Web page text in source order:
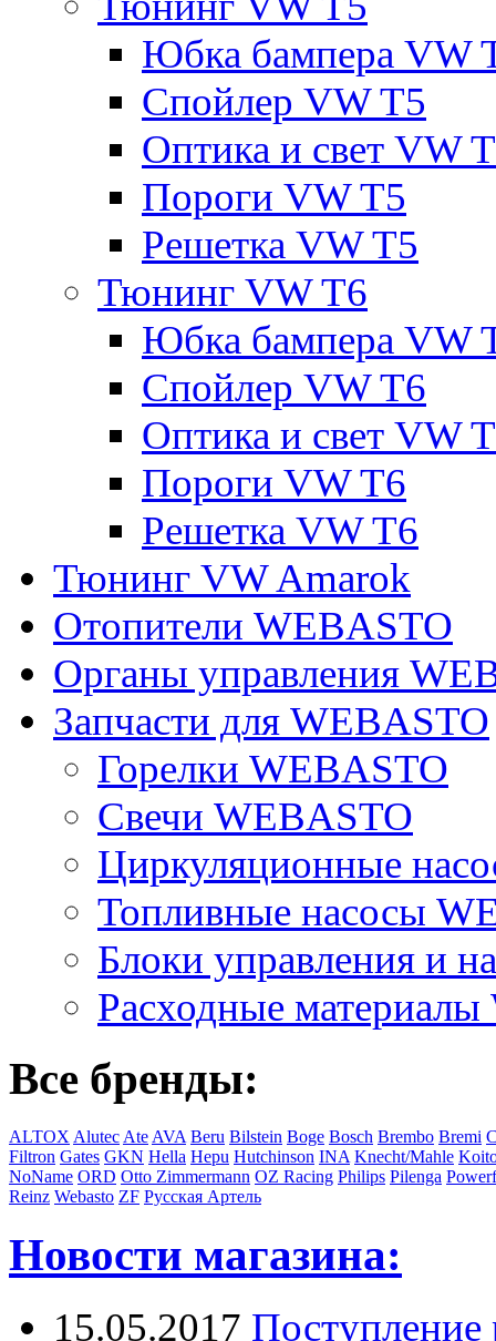
Юбка бампера VW
Спойлер VW T5
Оптика и свет VW
Пороги VW T5
Решетка VW T5
Тюнинг VW T6
Юбка бампера VW
Спойлер VW T6
Оптика и свет VW
Пороги VW T6
Решетка VW T6
Тюнинг VW Amarok
Отопители WEBASTO
Органы управления
Запчасти для WEBASTO
Горелки WEBASTO
Свечи WEBASTO
Циркуляционные
Топливные насосы
Блоки управления и
Расходные
Все бренды:
ALTOX Alutec Ate AVA Beru Bilstein Boge Bosch Brembo Bremi
Filtron Gates GKN Hella Hepu Hutchinson INA Knecht/Mahle
NoName ORD Otto Zimmermann OZ Racing Philips Pilenga
Reinz Webasto ZF Русская Артель
Новости магазина:
15.05.2017 Поступление